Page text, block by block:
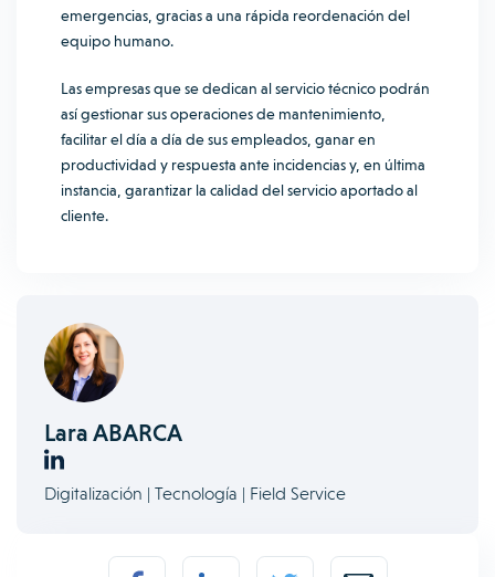
emergencias, gracias a una rápida reordenación del
equipo humano.
Las empresas que se dedican al servicio técnico podrán
así gestionar sus operaciones de mantenimiento,
facilitar el día a día de sus empleados, ganar en
productividad y respuesta ante incidencias y, en última
instancia, garantizar la calidad del servicio aportado al
cliente.
Lara ABARCA
Digitalización | Tecnología | Field Service